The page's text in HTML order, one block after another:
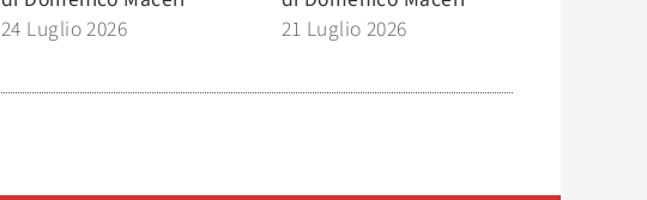
24 Luglio 2026
21 Luglio 2026